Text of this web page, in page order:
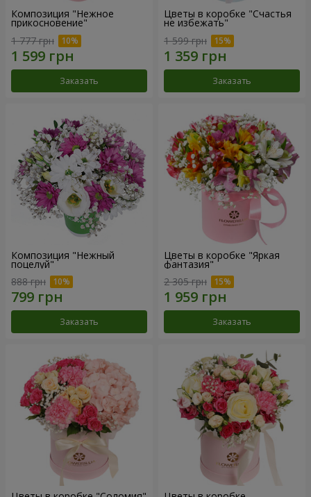
Композиция "Нежное
прикосновение"
1 777 грн
Заказать
Цветы в коробке "Счастья
не избежать"
1 599 грн
Заказать
Композиция "Нежный
поцелуй"
888 грн
Заказать
Цветы в коробке "Яркая
фантазия"
2 305 грн
Заказать